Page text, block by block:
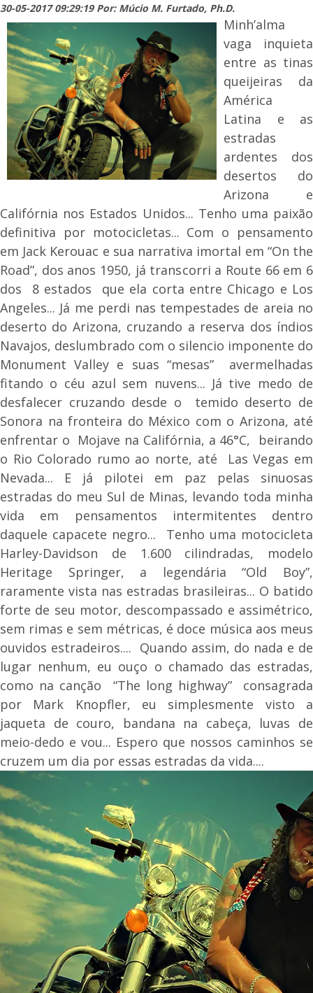
30-05-2017 09:29:19 Por: Múcio M. Furtado, Ph.D.
Minh’alma
vaga inquieta
entre as tinas
queijeiras da
América
Latina e as
estradas
ardentes dos
desertos do
Arizona e
Califórnia nos Estados Unidos... Tenho uma paixão
definitiva por motocicletas... Com o pensamento
em Jack Kerouac e sua narrativa imortal em “On the
Road”, dos anos 1950, já transcorri a Route 66 em 6
dos 8 estados que ela corta entre Chicago e Los
Angeles... Já me perdi nas tempestades de areia no
deserto do Arizona, cruzando a reserva dos índios
Navajos, deslumbrado com o silencio imponente do
Monument Valley e suas “mesas” avermelhadas
fitando o céu azul sem nuvens... Já tive medo de
desfalecer cruzando desde o temido deserto de
Sonora na fronteira do México com o Arizona, até
enfrentar o Mojave na Califórnia, a 46°C, beirando
o Rio Colorado rumo ao norte, até Las Vegas em
Nevada... E já pilotei em paz pelas sinuosas
estradas do meu Sul de Minas, levando toda minha
vida em pensamentos intermitentes dentro
daquele capacete negro... Tenho uma motocicleta
Harley-Davidson de 1.600 cilindradas, modelo
Heritage Springer, a legendária “Old Boy”,
raramente vista nas estradas brasileiras... O batido
forte de seu motor, descompassado e assimétrico,
sem rimas e sem métricas, é doce música aos meus
ouvidos estradeiros.... Quando assim, do nada e de
lugar nenhum, eu ouço o chamado das estradas,
como na canção “The long highway” consagrada
por Mark Knopfler, eu simplesmente visto a
jaqueta de couro, bandana na cabeça, luvas de
meio-dedo e vou... Espero que nossos caminhos se
cruzem um dia por essas estradas da vida....